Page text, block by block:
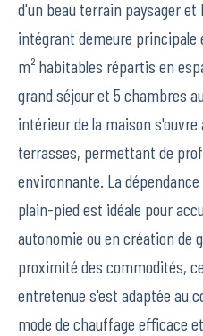
d'un beau terrain paysager et
intégrant demeure
m² habitables répartis en
grand séjour et 5 chambres
intérieur de la maison
terrasses, permettant de
environnante. La
plain-pied est idéale pour
autonomie ou en création de
proximité des commodités,
entretenue s'est adaptée au
mode de chauffage efficace